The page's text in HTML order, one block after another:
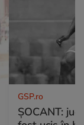
GSP.ro
ȘOCANT: